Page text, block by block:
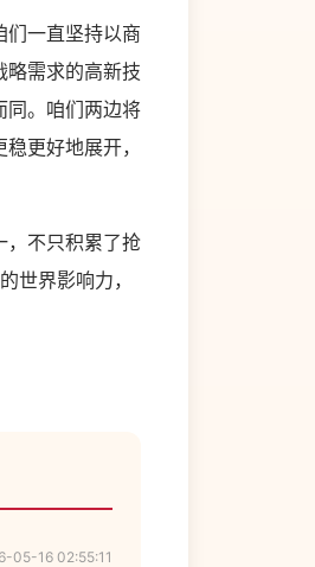
们一直坚持以商
略需求的高新技
同。咱们两边将
更好地展开，
，不只积累了抢
世界影响力，
05-16 02:55:11